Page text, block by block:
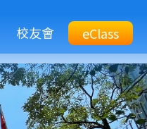
校友會
Top
eClass
Btn
eClass